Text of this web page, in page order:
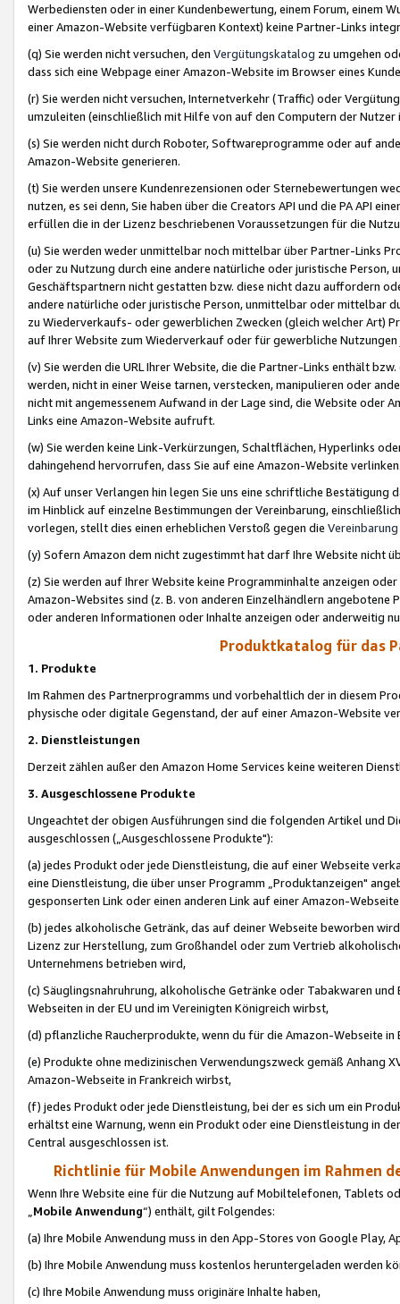
Werbediensten oder in einer Kundenbewertung, einem Forum, einem
einer Amazon-Website verfügbaren Kontext) keine Partner-Links
(q) Sie werden nicht versuchen, den Vergütungskatalog zu umgehen
dass sich eine Webpage einer Amazon-Website im Browser eines
(r) Sie werden nicht versuchen, Internetverkehr (Traffic) oder
umzuleiten (einschließlich mit Hilfe von auf den Computern der
(s) Sie werden nicht durch Roboter, Softwareprogramme oder auf
Amazon-Website generieren.
(t) Sie werden unsere Kundenrezensionen oder Sternebewertungen
nutzen, es sei denn, Sie haben über die Creators API und die PA API
erfüllen die in der Lizenz beschriebenen Voraussetzungen für die
(u) Sie werden weder unmittelbar noch mittelbar über Partner-Links
oder zu Nutzung durch eine andere natürliche oder juristische
Geschäftspartnern nicht gestatten bzw. diese nicht dazu auffordern
andere natürliche oder juristische Person, unmittelbar oder mittelbar
zu Wiederverkaufs- oder gewerblichen Zwecken (gleich welcher Art)
auf Ihrer Website zum Wiederverkauf oder für gewerbliche
(v) Sie werden die URL Ihrer Website, die die Partner-Links enthält
werden, nicht in einer Weise tarnen, verstecken, manipulieren oder
nicht mit angemessenem Aufwand in der Lage sind, die Website oder
Links eine Amazon-Website aufruft.
(w) Sie werden keine Link-Verkürzungen, Schaltflächen, Hyperlinks
dahingehend hervorrufen, dass Sie auf eine Amazon-Website
(x) Auf unser Verlangen hin legen Sie uns eine schriftliche
im Hinblick auf einzelne Bestimmungen der Vereinbarung,
vorlegen, stellt dies einen erheblichen Verstoß gegen die Vereinbarung
(y) Sofern Amazon dem nicht zugestimmt hat darf Ihre Website nicht
(z) Sie werden auf Ihrer Website keine Programminhalte anzeigen
Amazon-Websites sind (z. B. von anderen Einzelhändlern
oder anderen Informationen oder Inhalte anzeigen oder anderweitig
Produktkatalog für das
1. Produkte
Im Rahmen des Partnerprogramms und vorbehaltlich der in diesem
physische oder digitale Gegenstand, der auf einer Amazon-Website
2. Dienstleistungen
Derzeit zählen außer den Amazon Home Services keine weiteren
3. Ausgeschlossene Produkte
Ungeachtet der obigen Ausführungen sind die folgenden Artikel und
ausgeschlossen („Ausgeschlossene Produkte"):
(a) jedes Produkt oder jede Dienstleistung, die auf einer Webseite
eine Dienstleistung, die über unser Programm „Produktanzeigen"
gesponserten Link oder einen anderen Link auf einer Amazon-
(b) jedes alkoholische Getränk, das auf deiner Webseite beworben
Lizenz zur Herstellung, zum Großhandel oder zum Vertrieb
Unternehmens betrieben wird,
(c) Säuglingsnahruhrung, alkoholische Getränke oder Tabakwaren
Webseiten in der EU und im Vereinigten Königreich wirbst,
(d) pflanzliche Raucherprodukte, wenn du für die Amazon-Webseite in
(e) Produkte ohne medizinischen Verwendungszweck gemäß Anhang
Amazon-Webseite in Frankreich wirbst,
(f) jedes Produkt oder jede Dienstleistung, bei der es sich um ein
erhältst eine Warnung, wenn ein Produkt oder eine Dienstleistung in
Central ausgeschlossen ist.
Richtlinie für Mobile Anwendungen im Rahmen
Wenn Ihre Website eine für die Nutzung auf Mobiltelefonen, Tablets
„Mobile Anwendung“) enthält, gilt Folgendes:
(a) Ihre Mobile Anwendung muss in den App-Stores von Google Play,
(b) Ihre Mobile Anwendung muss kostenlos heruntergeladen werden
(c) Ihre Mobile Anwendung muss originäre Inhalte haben,